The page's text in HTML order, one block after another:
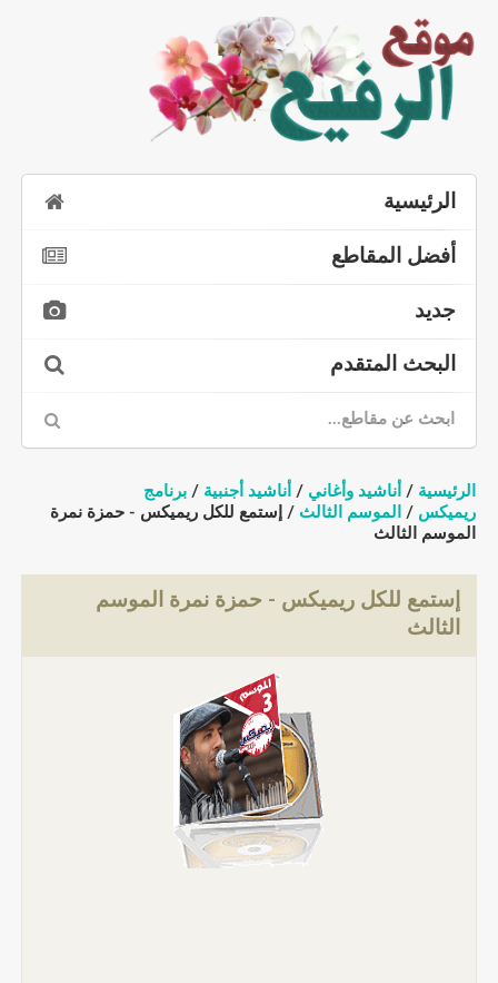
الرئيسية
أفضل المقاطع
جديد
البحث المتقدم
الرئيسية / أناشيد وأغاني / أناشيد أجنبية / برنامج
ريميكس / الموسم الثالث / إستمع للكل ريميكس - حمزة نمرة
الموسم الثالث
إستمع للكل ريميكس - حمزة نمرة الموسم
الثالث